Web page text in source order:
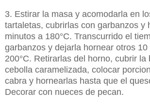
3. Estirar la masa y acomodarla en
tartaletas, cubrirlas con garbanzos y
minutos a 180°C. Transcurrido el
garbanzos y dejarla hornear otros
200°C. Retirarlas del horno, cubrir la
cebolla caramelizada, colocar
cabra y hornearlas hasta que el
Decorar con nueces de pecan.